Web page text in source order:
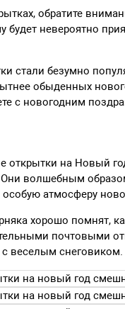
обратите
невероятно
стали безумно
обыденных
с новогодним
открытки на Новый
волшебным
атмосферу
хорошо помнят,
почтовыми
веселым снеговиком.